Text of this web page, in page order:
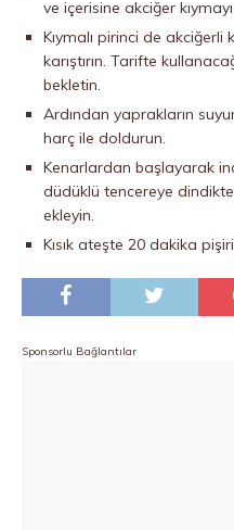
ve içerisine akciğer
Kıymalı pirinci de akciğerli
karıştırın. Tarifte
bekletin.
Ardından yaprakların
harç ile doldurun.
Kenarlardan başlayarak
düdüklü tencereye
ekleyin.
Kısık ateşte 20 dakika
Sponsorlu Bağlantılar